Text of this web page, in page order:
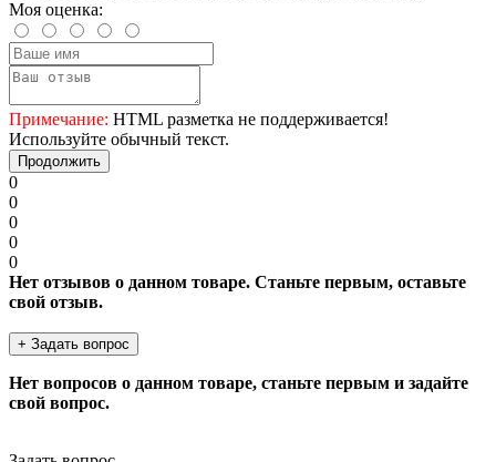
Моя оценка:
Примечание: HTML разметка не поддерживается!
Используйте обычный текст.
Продолжить
0
0
0
0
0
Нет отзывов о данном товаре. Станьте первым, оставьте
свой отзыв.
+ Задать вопрос
Нет вопросов о данном товаре, станьте первым и задайте
свой вопрос.